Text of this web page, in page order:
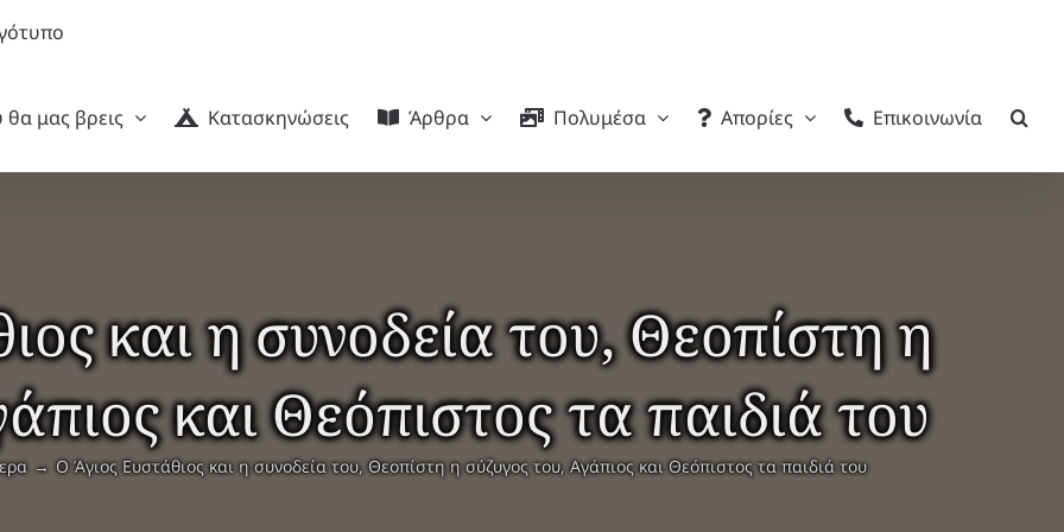
μας βρεις
Κατασκηνώσεις Άρθρα Πολυμέσα Απορίες Επικοινωνία
και η συνοδεία του, Θεοπίστη η
και Θεόπιστος τα παιδιά του
Ο Άγιος Ευστάθιος και η συνοδεία του, Θεοπίστη η σύζυγος του, Αγάπιος και Θεόπιστος τα παιδιά του